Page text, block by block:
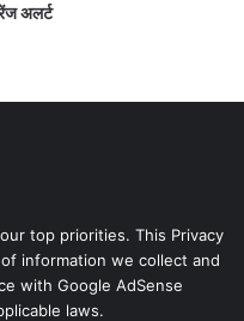
अलर्ट
top priorities. This Privacy
information we collect and
with Google AdSense
laws.